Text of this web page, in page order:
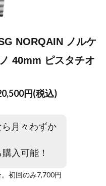
NORQAIN ノルケ
40mm ピスタチオ
円(税込)
月々わずか
入可能！
初回のみ7,700円